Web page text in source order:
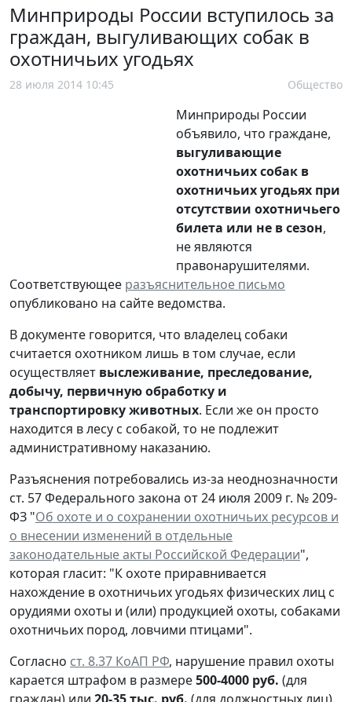
Минприроды России вступилось за
граждан, выгуливающих собак в
охотничьих угодьях
28 июля 2014 10:45 Общество
Минприроды России
объявило, что граждане,
выгуливающие
охотничьих собак в
охотничьих угодьях при
отсутствии охотничьего
билета или не в сезон,
не являются
правонарушителями.
Соответствующее разъяснительное письмо
опубликовано на сайте ведомства.
В документе говорится, что владелец собаки
считается охотником лишь в том случае, если
осуществляет выслеживание, преследование,
добычу, первичную обработку и
транспортировку животных. Если же он просто
находится в лесу с собакой, то не подлежит
административному наказанию.
Разъяснения потребовались из-за неоднозначности
ст. 57 Федерального закона от 24 июля 2009 г. № 209-
ФЗ "Об охоте и о сохранении охотничьих ресурсов и
о внесении изменений в отдельные
законодательные акты Российской Федерации",
которая гласит: "К охоте приравнивается
нахождение в охотничьих угодьях физических лиц с
орудиями охоты и (или) продукцией охоты, собаками
охотничьих пород, ловчими птицами".
Согласно ст. 8.37 КоАП РФ, нарушение правил охоты
карается штрафом в размере500-4000 руб. (для